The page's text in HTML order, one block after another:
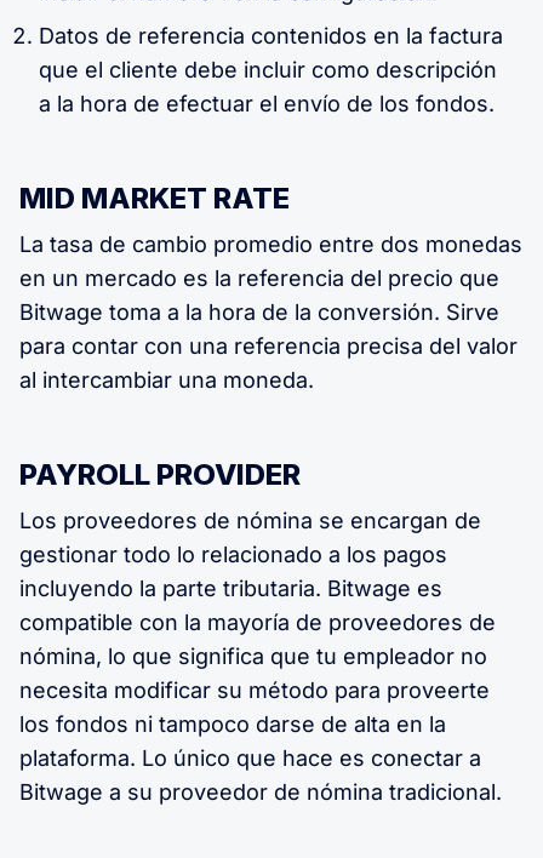
Datos de referencia contenidos en la factura
que el cliente debe incluir como descripción
a la hora de efectuar el envío de los fondos.
MID MARKET RATE
La tasa de cambio promedio entre dos monedas
en un mercado es la referencia del precio que
Bitwage toma a la hora de la conversión. Sirve
para contar con una referencia precisa del valor
al intercambiar una moneda.
PAYROLL PROVIDER
Los proveedores de nómina se encargan de
gestionar todo lo relacionado a los pagos
incluyendo la parte tributaria. Bitwage es
compatible con la mayoría de proveedores de
nómina, lo que significa que tu empleador no
necesita modificar su método para proveerte
los fondos ni tampoco darse de alta en la
plataforma. Lo único que hace es conectar a
Bitwage a su proveedor de nómina tradicional.